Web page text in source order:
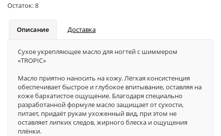
Остаток:8
Описание Доставка
Сухое укрепляющее масло для ногтей с шиммером
«TROPIC»
Масло приятно наносить на кожу. Лёгкая консистенция
обеспечивает быстрое и глубокое впитывание, оставляя на
коже бархатистое ощущение. Благодаря специально
разработанной формуле масло защищает от сухости,
питает, придаёт рукам ухоженный вид, при этом не
оставляет липких следов, жирного блеска и ощущения
плёнки.